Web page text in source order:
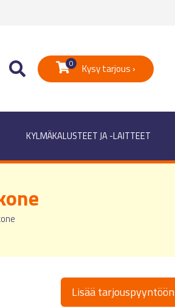
0 Kysy tarjous ›
KYLMÄKALUSTEET JA -LAITTEET
Lisää tarjouspyyntöön